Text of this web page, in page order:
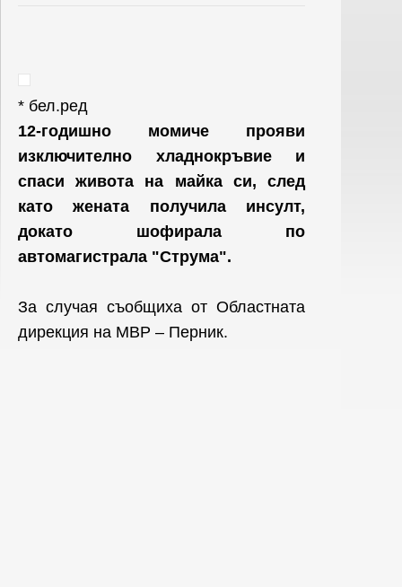
* бел.ред
12-годишно момиче прояви
изключително хладнокръвие и
спаси живота на майка си, след
като жената получила инсулт,
докато шофирала по
автомагистрала "Струма".
За случая съобщиха от Областната
дирекция на МВР – Перник.